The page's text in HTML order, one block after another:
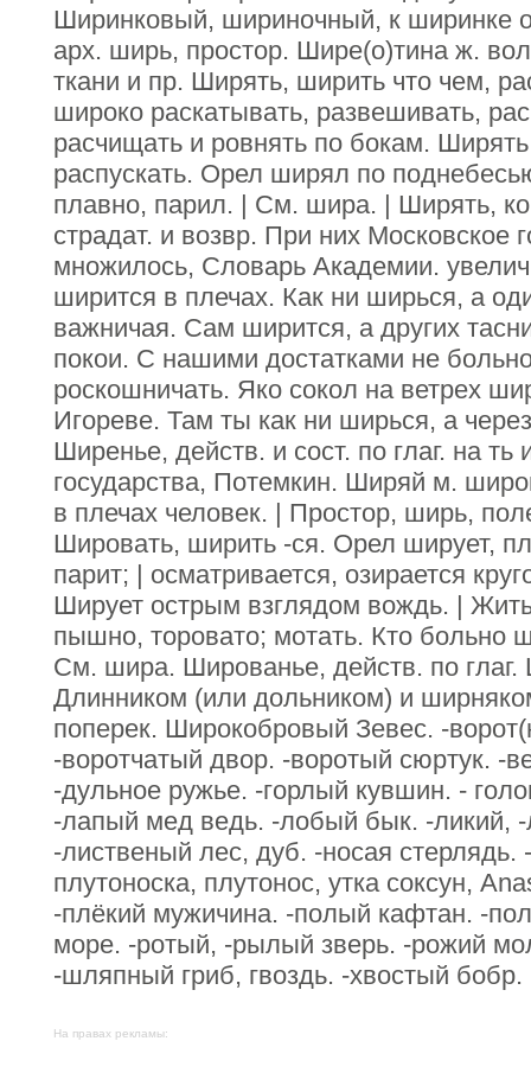
Ширинковый, шириночный, к ширинке
арх. ширь, простор. Шире(о)тина ж.
ткани и пр. Ширять, ширить что чем,
широко раскатывать, развешивать,
расчищать и ровнять по бокам.
распускать. Орел ширял по
плавно, парил. | См. шира. | Ширять,
страдат. и возвр. При них Московское
множилось, Словарь Академии.
ширится в плечах. Как ни ширься, а
важничая. Сам ширится, а других
покои. С нашими достатками не
роскошничать. Яко сокол на ветрех
Игореве. Там ты как ни ширься, а
Ширенье, действ. и сост. по глаг. на
государства, Потемкин. Ширяй м.
в плечах человек. | Простор, ширь,
Шировать, ширить -ся. Орел ширует,
парит; | осматривается, озирается
Ширует острым взглядом вождь. |
пышно, торовато; мотать. Кто больно
См. шира. Шированье, действ. по
Длинником (или дольником) и
поперек. Широкобровый Зевес. -
-воротчатый двор. -воротый сюртук. -
-дульное ружье. -горлый кувшин. -
-лапый мед ведь. -лобый бык. -ликий,
-лиственый лес, дуб. -носая стерлядь.
плутоноска, плутонос, утка соксун,
-плёкий мужичина. -полый кафтан. -
море. -ротый, -рылый зверь. -рожий
-шляпный гриб, гвоздь. -хвостый бобр.
На правах рекламы: